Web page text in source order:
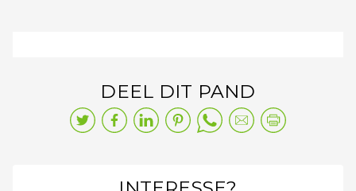
DEEL DIT PAND